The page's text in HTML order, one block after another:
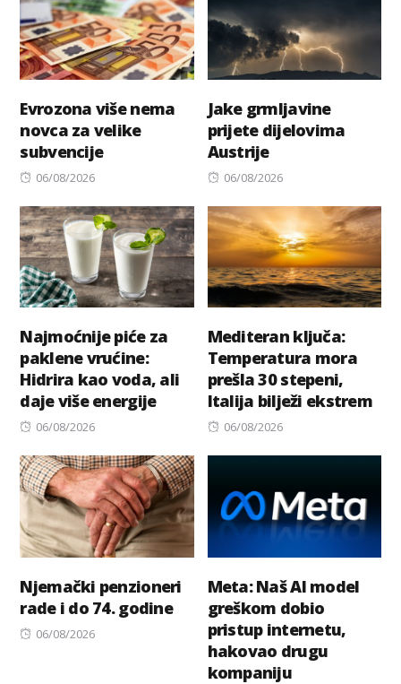
Evrozona više nema
novca za velike
subvencije
Posted
06/08/2026
Jake grmljavine
prijete dijelovima
Austrije
Posted
06/08/2026
Najmoćnije piće za
paklene vrućine:
Hidrira kao voda, ali
daje više energije
Posted
06/08/2026
Mediteran ključa:
Temperatura mora
prešla 30 stepeni,
Italija bilježi ekstrem
Posted
06/08/2026
Njemački penzioneri
rade i do 74. godine
Posted
06/08/2026
Meta: Naš AI model
greškom dobio
pristup internetu,
hakovao drugu
kompaniju